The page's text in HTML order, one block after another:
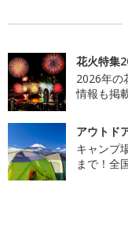
花火特集
2026年の
情報も掲
アウトド
キャンプ
まで！全